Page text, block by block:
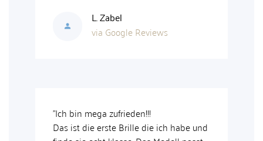
die ich habe und
via Google Reviews
"Auswahl klein aber fein! Hab das
klassische Modell Workoholic Nr. 1